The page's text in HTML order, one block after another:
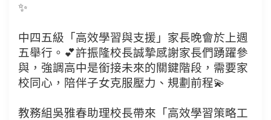
✨
中四五級「高效學習與支援」家長晚會於上週
五舉行。💕許振隆校長誠摯感謝家長們踴躍參
與，強調高中是銜接未來的關鍵階段，需要家
校同心，陪伴子女克服壓力、規劃前程💫
教務組吳雅春助理校長帶來「高效學習策略工